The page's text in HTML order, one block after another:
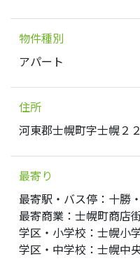
物件種別
アパート
住所
河東郡士幌町字士幌２
最寄り
最寄駅・バス停：十勝
最寄商業：士幌町商店
学区・小学校：士幌小
学区・中学校：士幌中